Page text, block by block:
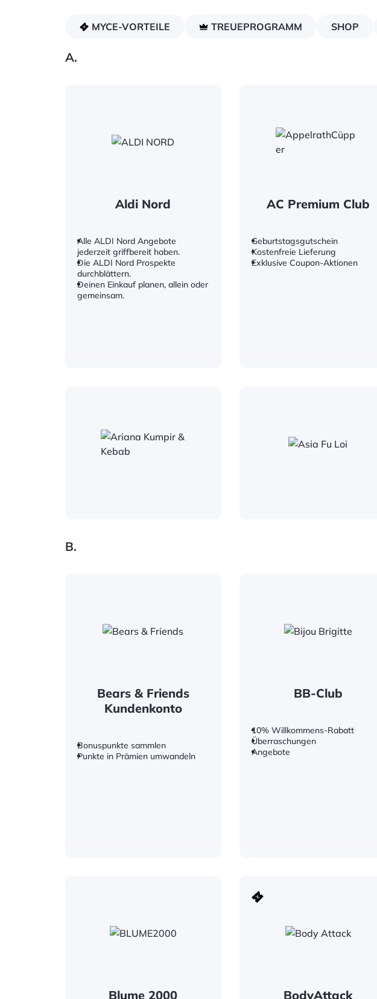
MYCE-VORTEILE TREUEPROGRAMM SHOP
A.
Aldi Nord
Alle ALDI Nord Angebote
jederzeit griffbereit haben.
Die ALDI Nord Prospekte
durchblättern.
Deinen Einkauf planen, allein oder
gemeinsam.
AC Premium Club
Geburtstagsgutschein
Kostenfreie Lieferung
Exklusive Coupon-Aktionen
B.
Bears & Friends
Kundenkonto
Bonuspunkte sammlen
Punkte in Prämien umwandeln
BB-Club
10% Willkommens-Rabatt
Überraschungen
Angebote
Blume 2000
BodyAttack